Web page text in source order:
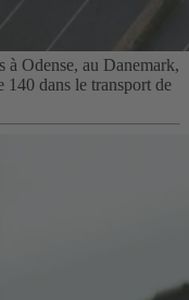
à Odense, au Danemark,
140 dans le transport de